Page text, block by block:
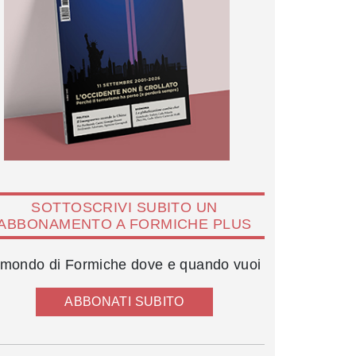
SOTTOSCRIVI SUBITO UN
A FORMICHE PLUS
di Formiche dove e quando vuoi
ABBONATI SUBITO